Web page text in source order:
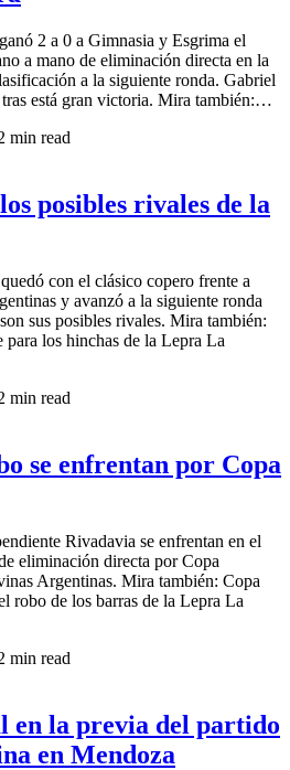
2 a 0 a Gimnasia y Esgrima el
a mano de eliminación directa en la
a la siguiente ronda. Gabriel
está gran victoria. Mira también:…
min read
posibles rivales de la
con el clásico copero frente a
y avanzó a la siguiente ronda
sus posibles rivales. Mira también:
los hinchas de la Lepra La
min read
se enfrentan por Copa
Rivadavia se enfrentan en el
eliminación directa por Copa
Argentinas. Mira también: Copa
robo de los barras de la Lepra La
min read
en la previa del partido
en Mendoza